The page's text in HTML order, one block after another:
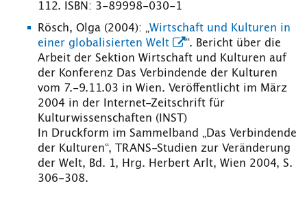
112. ISBN: 3-89998-030-1
Rösch, Olga (2004): „Wirtschaft und Kulturen in
einer globalisierten Welt
“. Bericht über die
Arbeit der Sektion Wirtschaft und Kulturen auf
der Konferenz Das Verbindende der Kulturen
vom 7.-9.11.03 in Wien. Veröffentlicht im März
2004 in der Internet-Zeitschrift für
Kulturwissenschaften (INST)
In Druckform im Sammelband „Das Verbindende
der Kulturen“, TRANS-Studien zur Veränderung
der Welt, Bd. 1, Hrg. Herbert Arlt, Wien 2004, S.
306-308.